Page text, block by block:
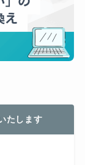
たします